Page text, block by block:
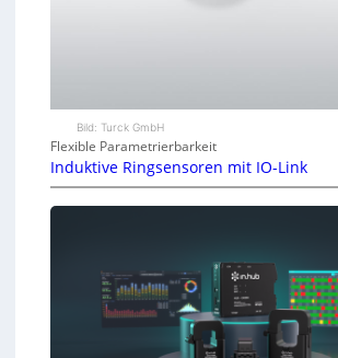
Bild: Turck GmbH
Flexible Parametrierbarkeit
Induktive Ringsensoren mit IO-Link